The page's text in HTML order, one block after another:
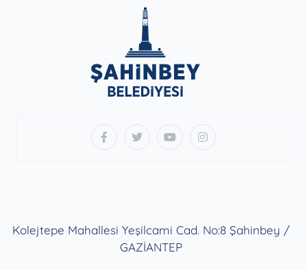
Kolejtepe Mahallesi Yeşilcami Cad. No:8 Şahinbey /
GAZİANTEP